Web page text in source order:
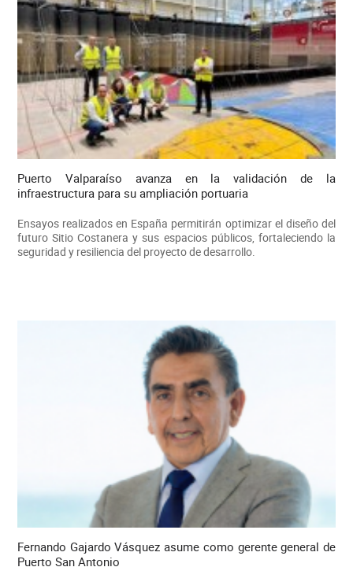
Puerto Valparaíso avanza en la validación de la
infraestructura para su ampliación portuaria
Ensayos realizados en España permitirán optimizar el diseño del
futuro Sitio Costanera y sus espacios públicos, fortaleciendo la
seguridad y resiliencia del proyecto de desarrollo.
Fernando Gajardo Vásquez asume como gerente general de
Puerto San Antonio